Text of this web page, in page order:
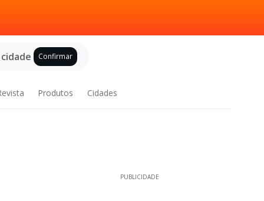
Confirmar
Produtos Cidades
PUBLICIDADE